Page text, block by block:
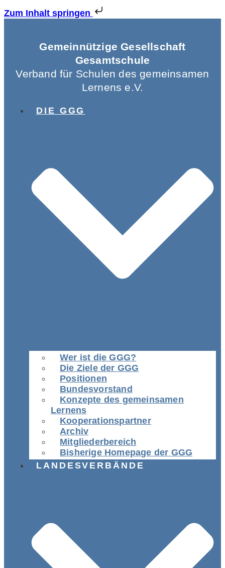
Zum Inhalt springen
Gemeinnützige Gesellschaft
Gesamtschule
Verband für Schulen des gemeinsamen
Lernens e.V.
DIE GGG
Wer ist die GGG?
Die Ziele der GGG
Positionen
Bundesvorstand
Konzepte des gemeinsamen
Lernens
Kooperationspartner
Archiv
Mitgliederbereich
Bisherige Homepage der GGG
LANDESVERBÄNDE